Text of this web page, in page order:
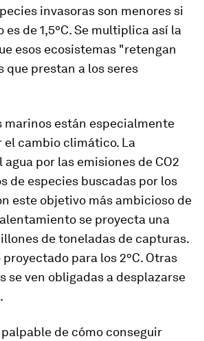
invasoras son menores si
de 1,5ºC. Se multiplica así la
esos ecosistemas "retengan
que prestan a los seres
marinos están especialmente
el cambio climático. La
por las emisiones de CO2
de especies buscadas por los
este objetivo más ambicioso de
se proyecta una
de toneladas de capturas.
para los 2ºC. Otras
se ven obligadas a desplazarse
de cómo conseguir